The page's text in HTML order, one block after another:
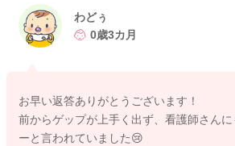
飲む時以外にも、泣いている時にも空気を
ます。
そうしていただくことで、吐き戻しの頻度
す。
わどぅ
0歳3カ月
お早い返答ありがとうございます！
前からゲップが上手く出ず、看護師さん
ーと言われていました😢